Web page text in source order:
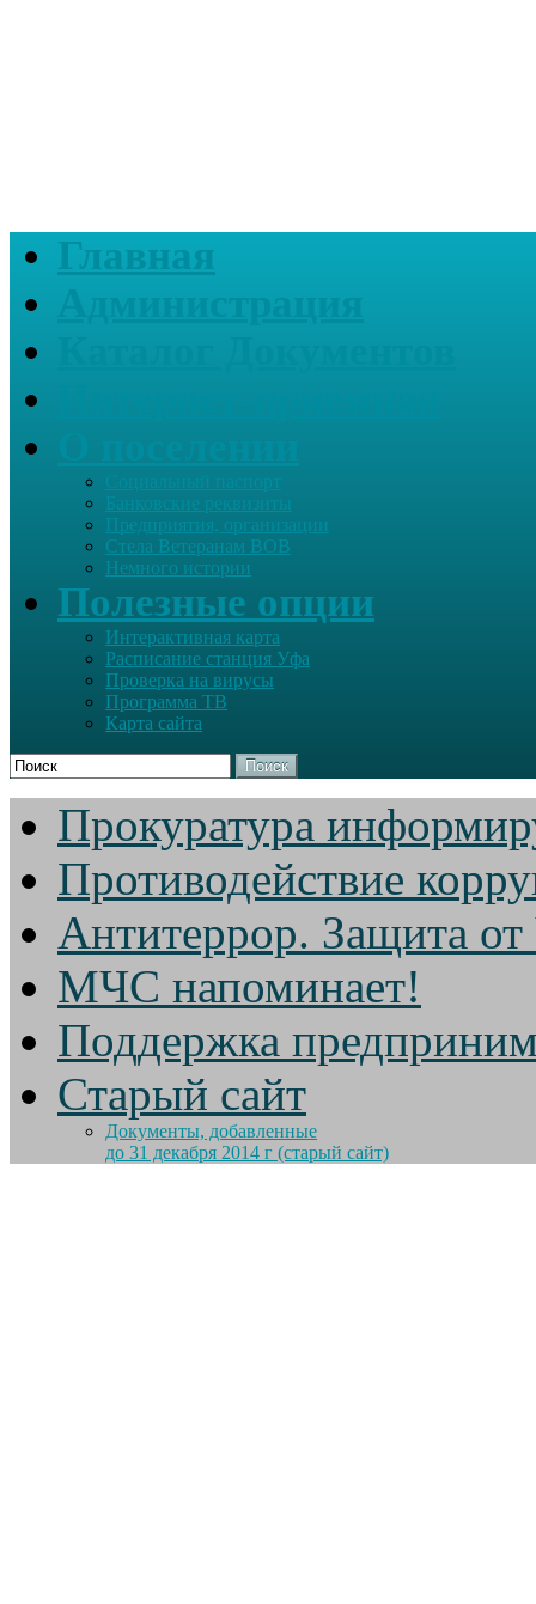
Главная
Банковские реквизиты
Предприятия, организации
Стела Ветеранам ВОВ
Немного истории
Полезные опции
Интерактивная карта
Расписание станция Уфа
Проверка на вирусы
Программа ТВ
Карта сайта
Поиск
Прокуратура
Противодействие
Антитеррор. Защита
МЧС напоминает!
Поддержка
Старый сайт
Документы, добавленные
до 31 декабря 2014 г (старый сайт)